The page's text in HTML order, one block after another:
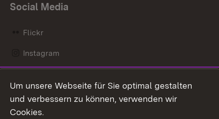
Social Media
Flickr
Instagram
Mastodon
Messenger
Um unsere Webseite für Sie optimal gestalten
und verbessern zu können, verwenden wir
Cookies.